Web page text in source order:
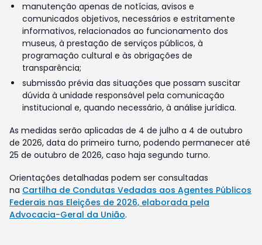
manutenção apenas de notícias, avisos e
comunicados objetivos, necessários e estritamente
informativos, relacionados ao funcionamento dos
museus, à prestação de serviços públicos, à
programação cultural e às obrigações de
transparência;
submissão prévia das situações que possam suscitar
dúvida à unidade responsável pela comunicação
institucional e, quando necessário, à análise jurídica.
As medidas serão aplicadas de 4 de julho a 4 de outubro
de 2026, data do primeiro turno, podendo permanecer até
25 de outubro de 2026, caso haja segundo turno.
Orientações detalhadas podem ser consultadas
na Cartilha de Condutas Vedadas aos Agentes Públicos
Federais nas Eleições de 2026, elaborada pela
Advocacia-Geral da União.